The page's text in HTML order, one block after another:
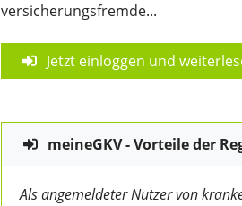
versicherungsfremde...
Jetzt einloggen und
meineGKV - Vorteile der
Als angemeldeter Nutzer von